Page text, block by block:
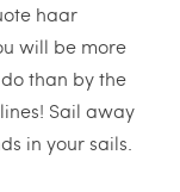
haar
will be more
than by the
Sail away
in your sails.